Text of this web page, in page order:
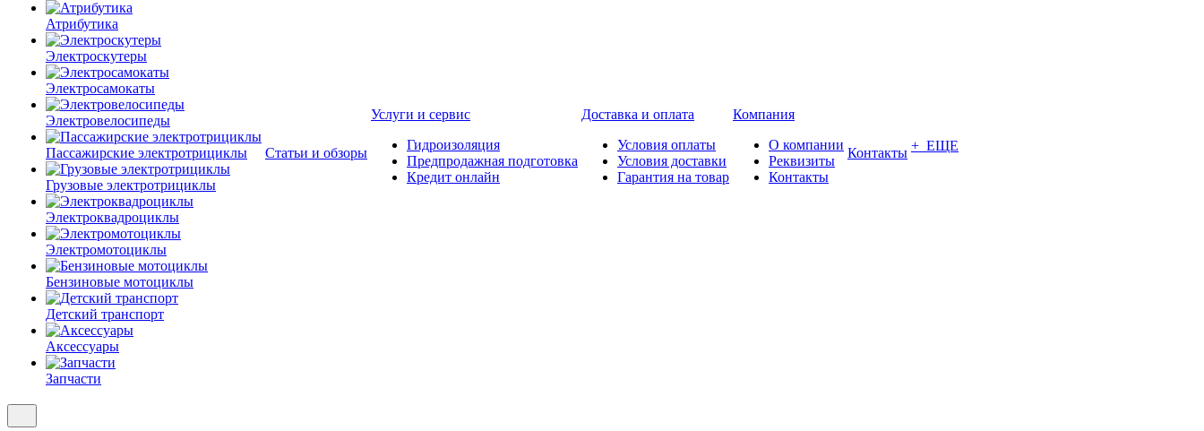
Атрибутика
Электроскутеры
Электросамокаты
Электровелосипеды
Пассажирские электротрициклы
Грузовые электротрициклы
Электроквадроциклы
Электромотоциклы
Бензиновые мотоциклы
Детский транспорт
Аксессуары
Запчасти
Статьи и обзоры
Услуги и сервис
Гидроизоляция
Предпродажная подготовка
Кредит онлайн
Доставка и оплата
Условия оплаты
Условия доставки
Гарантия на товар
Компания
О компании
Реквизиты
Контакты
Контакты + ЕЩЕ